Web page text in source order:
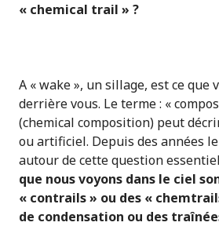
« chemical trail » ?
A « wake », un sillage, est ce que
derrière vous. Le terme : «
(chemical composition) peut
ou artificiel. Depuis des années
autour de cette question
que nous voyons dans le ciel
« contrails » ou des «
de condensation ou des